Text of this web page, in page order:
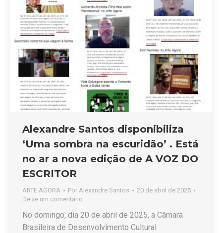
Alexandre Santos disponibiliza
‘Uma sombra na escuridão’ . Está
no ar a nova edição de A VOZ DO
ESCRITOR
ARTE AGORA Por Alexandre Santos
20 de abril de 2025
Deixe um comentário
No domingo, dia 20 de abril de 2025, a Câmara
Brasileira de Desenvolvimento Cultural